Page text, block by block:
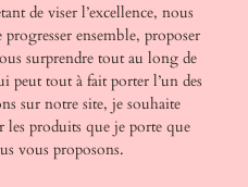
de viser l’excellence, nous
ensemble, proposer
surprendre tout au long de
peut tout à fait porter l’un des
sur notre site, je souhaite
les produits que je porte que
vous proposons.